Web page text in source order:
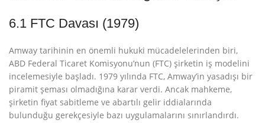
6.1 FTC Davası (1979)
Amway tarihinin en önemli hukuki mücadelelerinden biri,
ABD Federal Ticaret Komisyonu’nun (FTC) şirketin iş modelini
incelemesiyle başladı. 1979 yılında FTC, Amway’in yasadışı bir
piramit şeması olmadığına karar verdi. Ancak mahkeme,
şirketin fiyat sabitleme ve abartılı gelir iddialarında
bulunduğu gerekçesiyle bazı uygulamalarını sınırlandırdı.